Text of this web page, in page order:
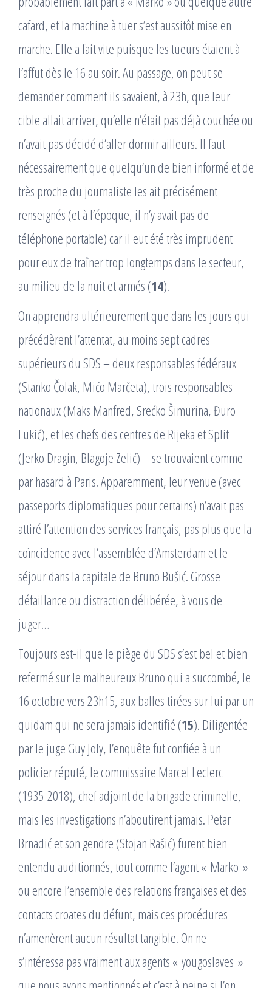
cafard, et la machine à tuer s’est aussitôt mise en
marche. Elle a fait vite puisque les tueurs étaient à
l’affut dès le 16 au soir. Au passage, on peut se
demander comment ils savaient, à 23h, que leur
cible allait arriver, qu’elle n’était pas déjà couchée ou
n’avait pas décidé d’aller dormir ailleurs. Il faut
nécessairement que quelqu’un de bien informé et de
très proche du journaliste les ait précisément
renseignés (et à l’époque, il n’y avait pas de
téléphone portable) car il eut été très imprudent
pour eux de traîner trop longtemps dans le secteur,
au milieu de la nuit et armés (14).
On apprendra ultérieurement que dans les jours qui
précédèrent l’attentat, au moins sept cadres
supérieurs du SDS – deux responsables fédéraux
(Stanko Čolak, Mićo Marčeta), trois responsables
nationaux (Maks Manfred, Srećko Šimurina, Đuro
Lukić), et les chefs des centres de Rijeka et Split
(Jerko Dragin, Blagoje Zelić) – se trouvaient comme
par hasard à Paris. Apparemment, leur venue (avec
passeports diplomatiques pour certains) n’avait pas
attiré l’attention des services français, pas plus que la
coïncidence avec l’assemblée d’Amsterdam et le
séjour dans la capitale de Bruno Bušić. Grosse
défaillance ou distraction délibérée, à vous de
juger…
Toujours est-il que le piège du SDS s’est bel et bien
refermé sur le malheureux Bruno qui a succombé, le
16 octobre vers 23h15, aux balles tirées sur lui par un
quidam qui ne sera jamais identifié (15). Diligentée
par le juge Guy Joly, l’enquête fut confiée à un
policier réputé, le commissaire Marcel Leclerc
(1935-2018), chef adjoint de la brigade criminelle,
mais les investigations n’aboutirent jamais. Petar
Brnadić et son gendre (Stojan Rašić) furent bien
entendu auditionnés, tout comme l’agent « Marko »
ou encore l’ensemble des relations françaises et des
contacts croates du défunt, mais ces procédures
n’amenèrent aucun résultat tangible. On ne
s’intéressa pas vraiment aux agents « yougoslaves »